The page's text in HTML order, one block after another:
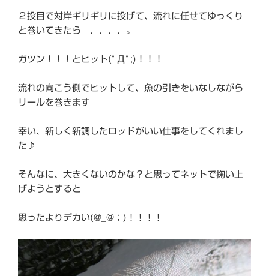
２投目で対岸ギリギリに投げて、流れに任せてゆっくり
と巻いてきたら ．．．．。
ガツン！！！とヒット(ﾟДﾟ;)！！！
流れの向こう側でヒットして、魚の引きをいなしながら
リールを巻きます
幸い、新しく新調したロッドがいい仕事をしてくれまし
た♪
そんなに、大きくないのかな？と思ってネットで掬い上
げようとすると
思ったよりデカい(@_@；)！！！！